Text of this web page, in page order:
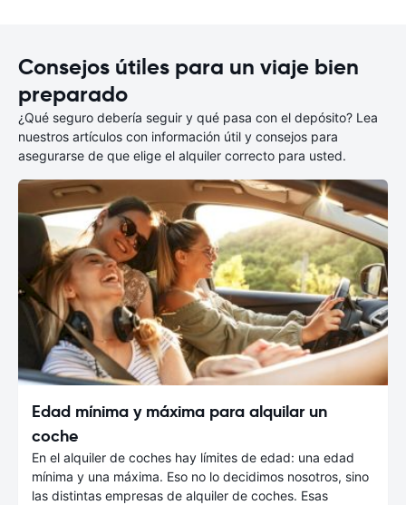
Consejos útiles para un viaje bien
preparado
¿Qué seguro debería seguir y qué pasa con el depósito? Lea
nuestros artículos con información útil y consejos para
asegurarse de que elige el alquiler correcto para usted.
Edad mínima y máxima para alquilar un
coche
En el alquiler de coches hay límites de edad: una edad
mínima y una máxima. Eso no lo decidimos nosotros, sino
las distintas empresas de alquiler de coches. Esas